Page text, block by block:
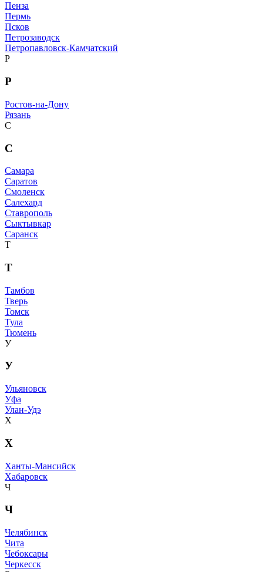
Пенза
Пермь
Псков
Петрозаводск
Петропавловск-Камчатский
Р
Р
Ростов-на-Дону
Рязань
С
С
Самара
Саратов
Смоленск
Салехард
Ставрополь
Сыктывкар
Саранск
Т
Т
Тамбов
Тверь
Томск
Тула
Тюмень
У
У
Ульяновск
Уфа
Улан-Удэ
Х
Х
Ханты-Мансийск
Хабаровск
Ч
Ч
Челябинск
Чита
Чебоксары
Черкесск